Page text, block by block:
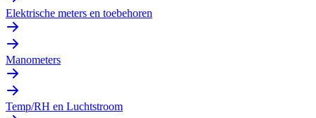
Elektrische meters en toebehoren
Manometers
Temp/RH en Luchtstroom